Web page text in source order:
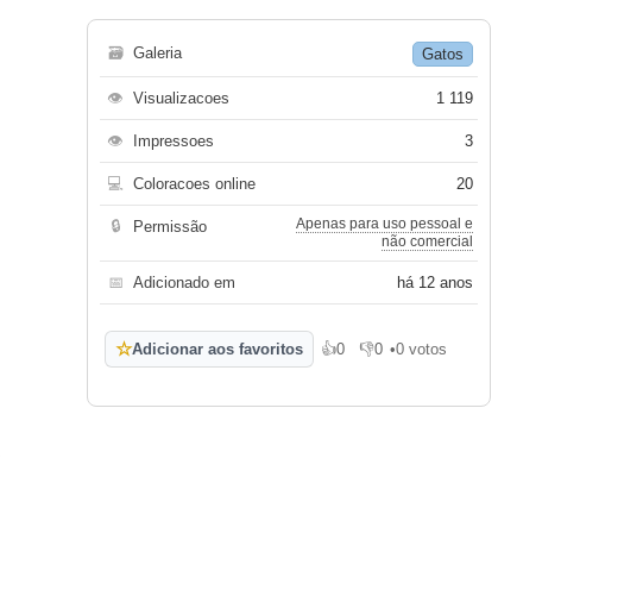
🗃 Galeria Gatos
👁 Visualizacoes 1 119
👁 Impressoes 3
💻 Coloracoes online 20
🔒 Permissão
Apenas para uso pessoal e
não comercial
📅 Adicionado em há 12 anos
☆Adicionar aos favoritos 👍0
Gosto 👎0
Não gosto
•0 votos